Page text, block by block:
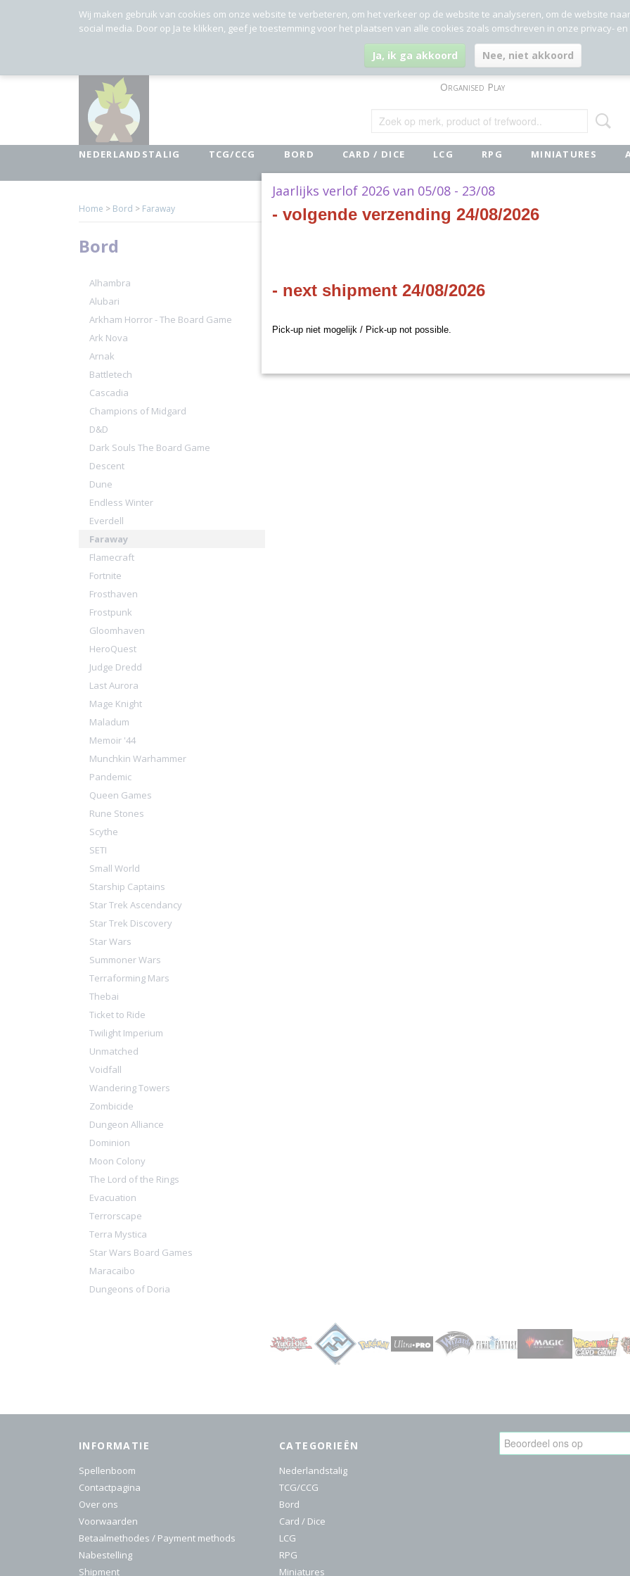
Organised Play
NEDERLANDSTALIG TCG/CCG BORD CARD / DICE LCG RPG MINIATURES
Home > Bord > Faraway
Bord
Alhambra
Alubari
Arkham Horror - The Board Game
Ark Nova
Arnak
Battletech
Cascadia
Champions of Midgard
D&D
Dark Souls The Board Game
Descent
Dune
Endless Winter
Everdell
Faraway
Flamecraft
Fortnite
Frosthaven
Frostpunk
Gloomhaven
HeroQuest
Judge Dredd
Last Aurora
Mage Knight
Maladum
Memoir '44
Munchkin Warhammer
Pandemic
Queen Games
Rune Stones
Scythe
SETI
Small World
Starship Captains
Star Trek Ascendancy
Star Trek Discovery
Star Wars
Summoner Wars
Terraforming Mars
Thebai
Ticket to Ride
Twilight Imperium
Unmatched
Voidfall
Wandering Towers
Zombicide
Dungeon Alliance
Dominion
Moon Colony
The Lord of the Rings
Evacuation
Terrorscape
Terra Mystica
Star Wars Board Games
Maracaibo
Dungeons of Doria
INFORMATIE
Spellenboom
Contactpagina
Over ons
Voorwaarden
Betaalmethodes / Payment methods
Nabestelling
Shipment
CATEGORIEËN
Nederlandstalig
TCG/CCG
Bord
Card / Dice
LCG
RPG
Miniatures
Wij maken gebruik van cookies om onze website te verbeteren, om het verkeer op de website te analyseren, om de website
social media. Door op Ja te klikken, geef je toestemming voor het plaatsen van alle cookies zoals omschreven in onze privacy-
Ja, ik ga akkoord Nee, niet akkoord
Jaarlijks verlof 2026 van 05/08 - 23/08
- volgende verzending 24/08/2026
- next shipment 24/08/2026
Pick-up niet mogelijk / Pick-up not possible.